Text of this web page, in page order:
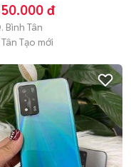
đ
Bình Tân
Tân Tạo mới